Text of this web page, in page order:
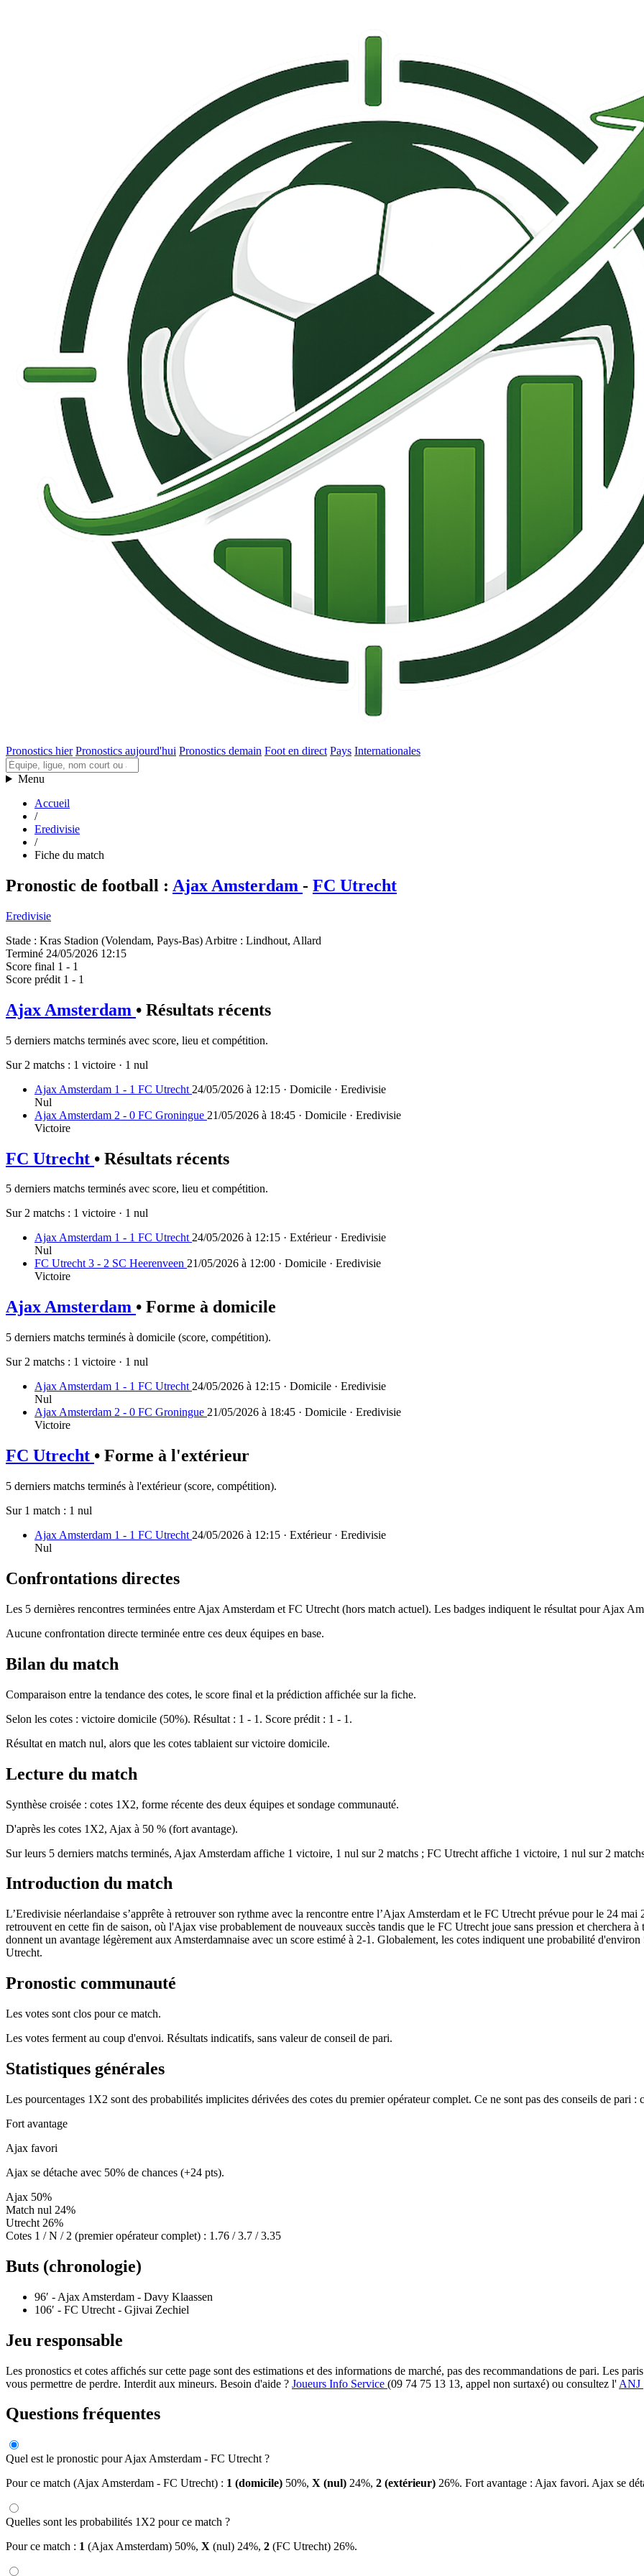
Pronostics hier Pronostics aujourd'hui Pronostics demain Foot en direct Pays Internationales
Menu
Accueil
/
Eredivisie
/
Fiche du match
Pronostic de football : Ajax Amsterdam - FC Utrecht
Eredivisie
Stade : Kras Stadion (Volendam, Pays-Bas) Arbitre : Lindhout, Allard
Terminé 24/05/2026 12:15
Score final 1 - 1
Score prédit 1 - 1
Ajax Amsterdam • Résultats récents
5 derniers matchs terminés avec score, lieu et compétition.
Sur 2 matchs : 1 victoire · 1 nul
Ajax Amsterdam 1 - 1 FC Utrecht 24/05/2026 à 12:15 · Domicile · Eredivisie
Nul
Ajax Amsterdam 2 - 0 FC Groningue 21/05/2026 à 18:45 · Domicile · Eredivisie
Victoire
FC Utrecht • Résultats récents
5 derniers matchs terminés avec score, lieu et compétition.
Sur 2 matchs : 1 victoire · 1 nul
Ajax Amsterdam 1 - 1 FC Utrecht24/05/2026 à 12:15 · Extérieur · Eredivisie
Nul
FC Utrecht 3 - 2 SC Heerenveen 21/05/2026 à 12:00 · Domicile · Eredivisie
Victoire
Ajax Amsterdam • Forme à domicile
5 derniers matchs terminés à domicile (score, compétition).
Sur 2 matchs : 1 victoire · 1 nul
Ajax Amsterdam 1 - 1 FC Utrecht 24/05/2026 à 12:15 · Domicile · Eredivisie
Nul
Ajax Amsterdam 2 - 0 FC Groningue 21/05/2026 à 18:45 · Domicile · Eredivisie
Victoire
FC Utrecht • Forme à l'extérieur
5 derniers matchs terminés à l'extérieur (score, compétition).
Sur 1 match : 1 nul
Ajax Amsterdam 1 - 1 FC Utrecht 24/05/2026 à 12:15 · Extérieur · Eredivisie
Nul
Confrontations directes
Les 5 dernières rencontres terminées entre Ajax Amsterdam et FC Utrecht (hors match actuel). Les badges indiquent le résultat pour Ajax
Aucune confrontation directe terminée entre ces deux équipes en base.
Bilan du match
Comparaison entre la tendance des cotes, le score final et la prédiction affichée sur la fiche.
Selon les cotes : victoire domicile (50%). Résultat : 1 - 1. Score prédit : 1 - 1.
Résultat en match nul, alors que les cotes tablaient sur victoire domicile.
Lecture du match
Synthèse croisée : cotes 1X2, forme récente des deux équipes et sondage communauté.
D'après les cotes 1X2, Ajax à 50 % (fort avantage).
Sur leurs 5 derniers matchs terminés, Ajax Amsterdam affiche 1 victoire, 1 nul sur 2 matchs ; FC Utrecht affiche 1 victoire, 1 nul sur 2
Introduction du match
L’Eredivisie néerlandaise s’apprête à retrouver son rythme avec la rencontre entre l’Ajax Amsterdam et le FC Utrecht prévue pour le 24
retrouvent en cette fin de saison, où l'Ajax vise probablement de nouveaux succès tandis que le FC Utrecht joue sans pression et cherchera
donnent un avantage légèrement aux Amsterdamnaise avec un score estimé à 2-1. Globalement, les cotes indiquent une probabilité
Utrecht.
Pronostic communauté
Les votes sont clos pour ce match.
Les votes ferment au coup d'envoi. Résultats indicatifs, sans valeur de conseil de pari.
Statistiques générales
Les pourcentages 1X2 sont des probabilités implicites dérivées des cotes du premier opérateur complet. Ce ne sont pas des conseils de pari :
Fort avantage
Ajax favori
Ajax se détache avec 50% de chances (+24 pts).
Ajax 50%
Match nul 24%
Utrecht 26%
Cotes 1 / N / 2 (premier opérateur complet) : 1.76 / 3.7 / 3.35
Buts (chronologie)
96′ - Ajax Amsterdam - Davy Klaassen
106′ - FC Utrecht - Gjivai Zechiel
Jeu responsable
Les pronostics et cotes affichés sur cette page sont des estimations et des informations de marché, pas des recommandations de pari. Les
vous permettre de perdre. Interdit aux mineurs. Besoin d'aide ? Joueurs Info Service (09 74 75 13 13, appel non surtaxé) ou consultez l' ANJ
Questions fréquentes
Quel est le pronostic pour Ajax Amsterdam - FC Utrecht ?
Pour ce match (Ajax Amsterdam - FC Utrecht) : 1 (domicile) 50%, X (nul) 24%, 2 (extérieur) 26%. Fort avantage : Ajax favori. Ajax se
Quelles sont les probabilités 1X2 pour ce match ?
Pour ce match : 1 (Ajax Amsterdam) 50%, X (nul) 24%, 2 (FC Utrecht) 26%.